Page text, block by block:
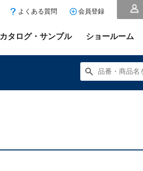
よくある質問 会員登録
カタログ・サンプル ショールーム